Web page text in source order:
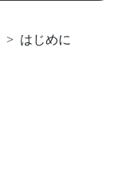
> はじめに